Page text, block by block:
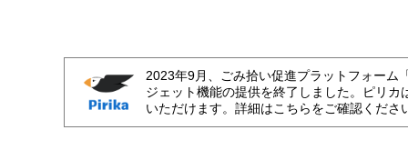
2023年9月、ごみ拾い促進プラットフォーム
ジェット機能の提供を終了しました。ピリカ
いただけます。詳細はこちらをご確認くださ